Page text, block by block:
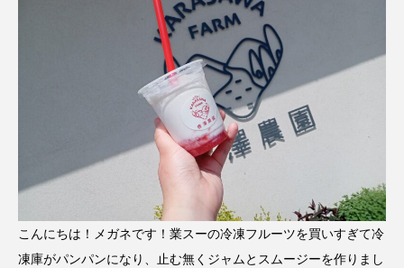
こんにちは！メガネです！業スーの冷凍フルーツを買いすぎて冷
凍庫がパンパンになり、止む無くジャムとスムージーを作りまし